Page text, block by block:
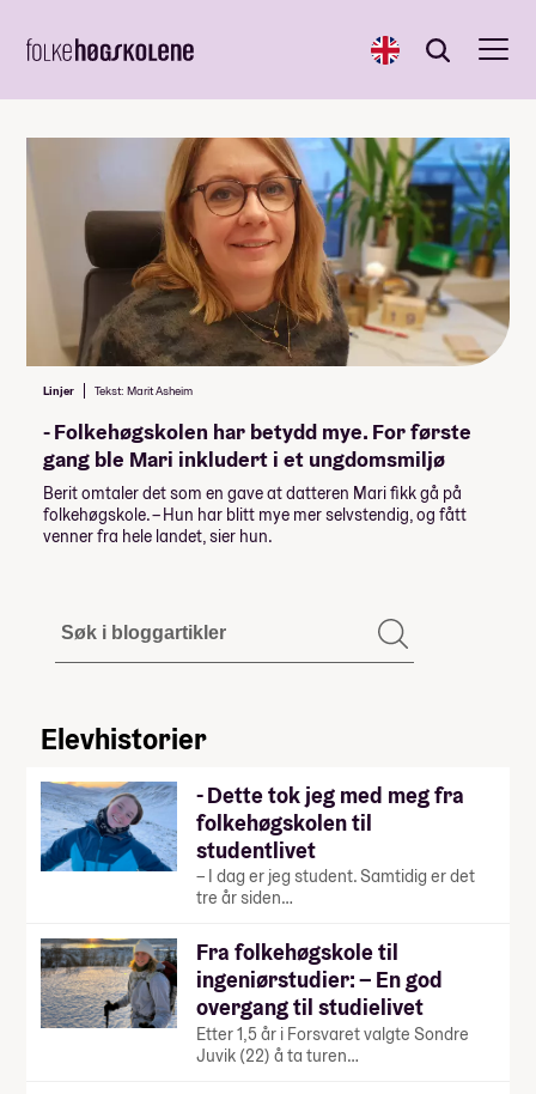
English Søk
Søk
Linjer Tekst: Marit Asheim
- Folkehøgskolen har betydd mye. For første
gang ble Mari inkludert i et ungdomsmiljø
Berit omtaler det som en gave at datteren Mari fikk gå på
folkehøgskole. – Hun har blitt mye mer selvstendig, og fått
venner fra hele landet, sier hun.
Elevhistorier
- Dette tok jeg med meg fra
folkehøgskolen til
studentlivet
– I dag er jeg student. Samtidig er det
tre år siden…
Fra folkehøgskole til
ingeniørstudier: – En god
overgang til studielivet
Etter 1,5 år i Forsvaret valgte Sondre
Juvik (22) å ta turen…